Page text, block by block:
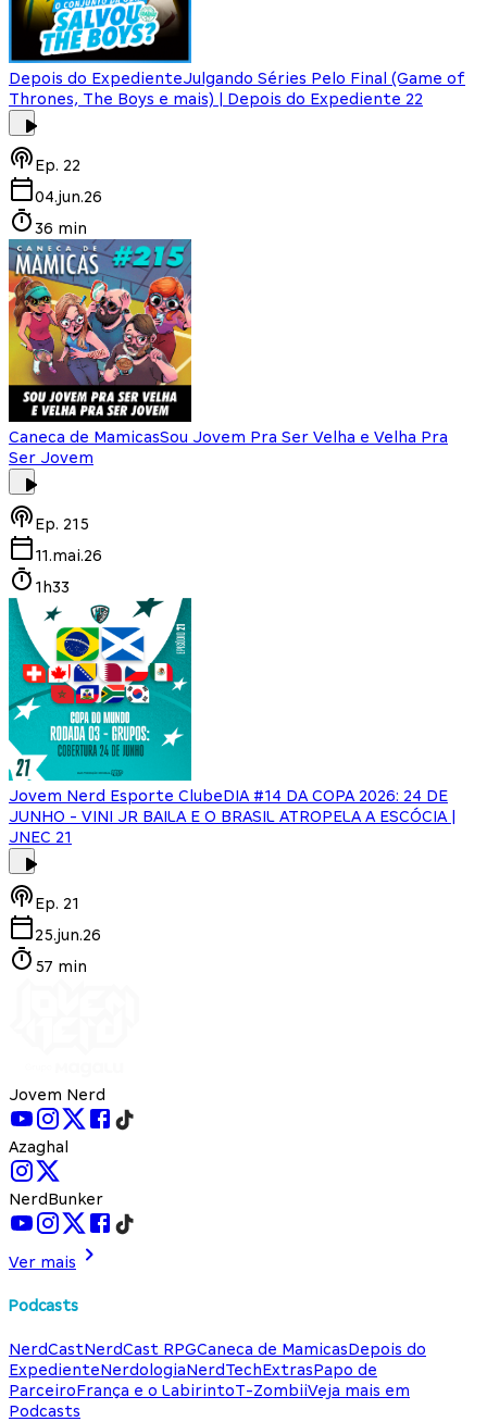
Depois do ExpedienteJulgando Séries Pelo Final (Game of
Thrones, The Boys e mais) | Depois do Expediente 22
Ep. 22
04.jun.26
36 min
Caneca de MamicasSou Jovem Pra Ser Velha e Velha Pra
Ser Jovem
Ep. 215
11.mai.26
1h33
Jovem Nerd Esporte ClubeDIA #14 DA COPA 2026: 24 DE
JUNHO - VINI JR BAILA E O BRASIL ATROPELA A ESCÓCIA |
JNEC 21
Ep. 21
25.jun.26
57 min
Jovem Nerd
Azaghal
NerdBunker
Ver mais
Podcasts
NerdCastNerdCast RPGCaneca de MamicasDepois do
ExpedienteNerdologiaNerdTechExtrasPapo de
ParceiroFrança e o LabirintoT-ZombiiVeja mais em
Podcasts